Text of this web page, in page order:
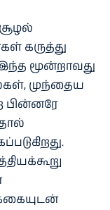
கருத்து
மூன்றாவது
முந்தைய
பின்னரே